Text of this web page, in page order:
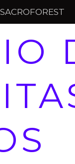
SACROFOREST